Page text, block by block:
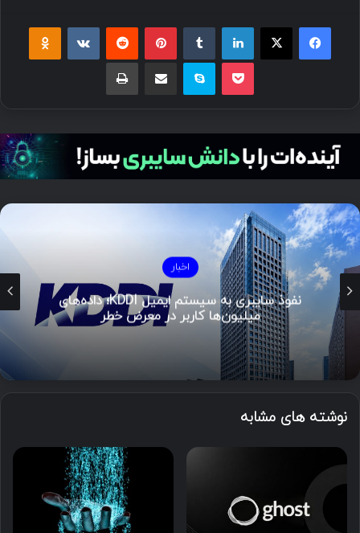
فیسبوک ایکس لینکداین پینتریست
پاکت اسکایپ چاپ
اخبار
نفوذ سایبری به سیستم ایمیل KDDI؛ داده‌های
میلیون‌ها کاربر در معرض خطر
نوشته های مشابه